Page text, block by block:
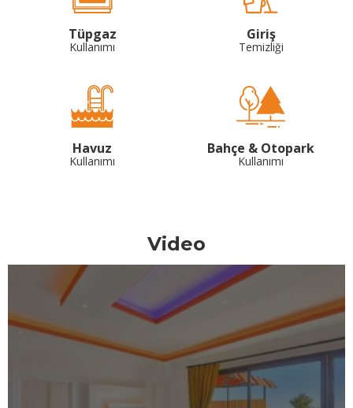
Tüpgaz
Kullanımı
Giriş
Temizliği
Havuz
Kullanımı
Bahçe & Otopark
Kullanımı
Video